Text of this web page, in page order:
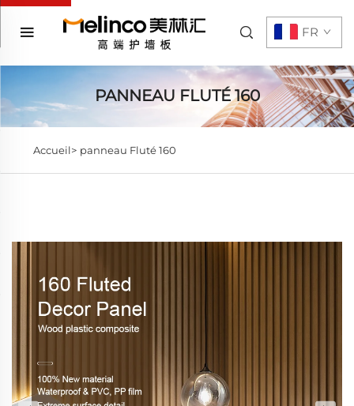
FR
PANNEAU FLUTÉ 160
Accueil> panneau Fluté 160